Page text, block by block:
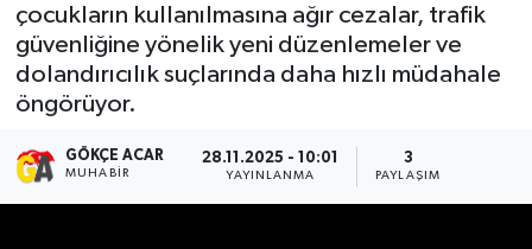
çocukların kullanılmasına ağır cezalar, trafik
güvenliğine yönelik yeni düzenlemeler ve
dolandırıcılık suçlarında daha hızlı müdahale
öngörüyor.
GÖKÇE ACAR
MUHABIR
28.11.2025 - 10:01
YAYINLANMA
3
PAYLAŞIM
Asayiş
Dünya
Magazin